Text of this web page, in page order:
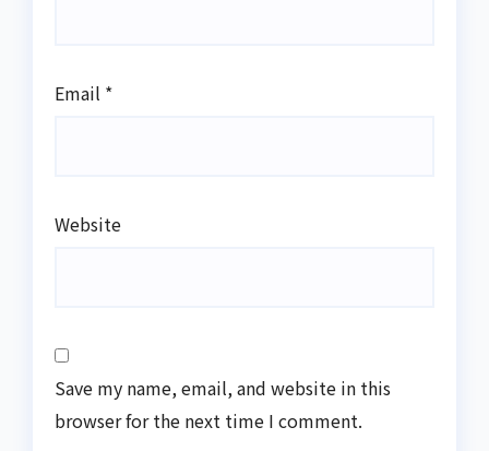
Email *
Website
Save my name, email, and website in this
browser for the next time I comment.